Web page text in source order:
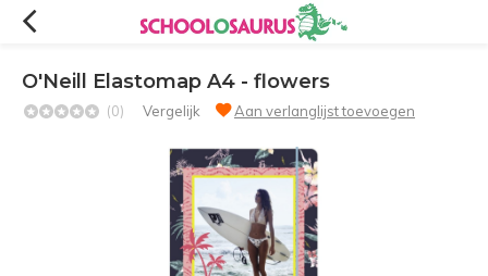
O'Neill Elastomap A4 - flowers
(0) Vergelijk Aan verlanglijst toevoegen